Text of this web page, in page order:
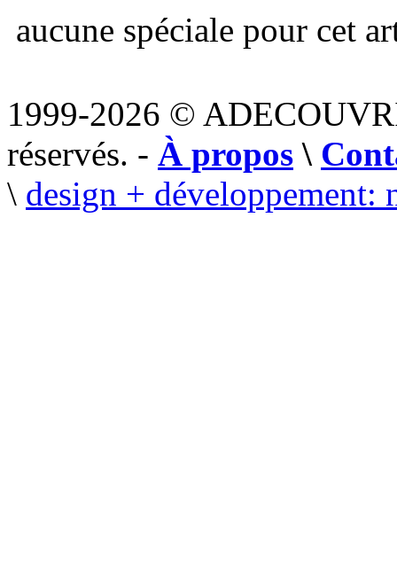
aucune spéciale pour cet
1999-2026 ©
réservés. - À propos \
\ design + développement: